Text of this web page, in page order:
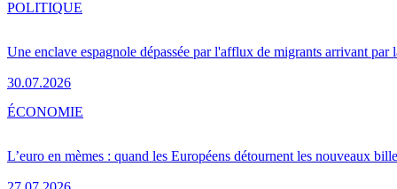
Une enclave espagnole dépassée par l'afflux de migrants arrivant par
30.07.2026
POLITIQUE
L’euro en mèmes : quand les Européens détournent les nouveaux
ÉCONOMIE